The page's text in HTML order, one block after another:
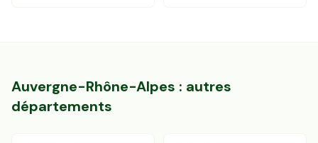
Auvergne-Rhône-Alpes : autres
départements